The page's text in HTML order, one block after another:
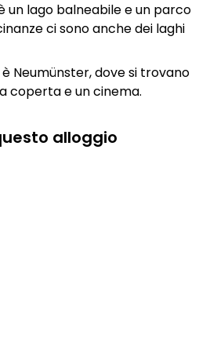
un lago balneabile e un parco
ci sono anche dei laghi
Neumünster, dove si trovano
coperta e un cinema.
alloggio